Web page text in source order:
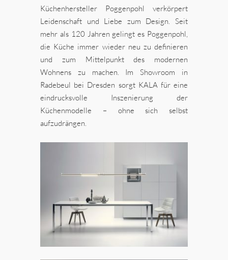
Küchenhersteller Poggenpohl verkörpert
Leidenschaft und Liebe zum Design. Seit
mehr als 120 Jahren gelingt es Poggenpohl,
die Küche immer wieder neu zu definieren
und zum Mittelpunkt des modernen
Wohnens zu machen. Im Showroom in
Radebeul bei Dresden sorgt KALA für eine
eindrucksvolle Inszenierung der
Küchenmodelle – ohne sich selbst
aufzudrängen.